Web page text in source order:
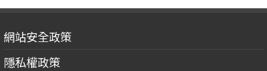
網站安全政策
隱私權政策